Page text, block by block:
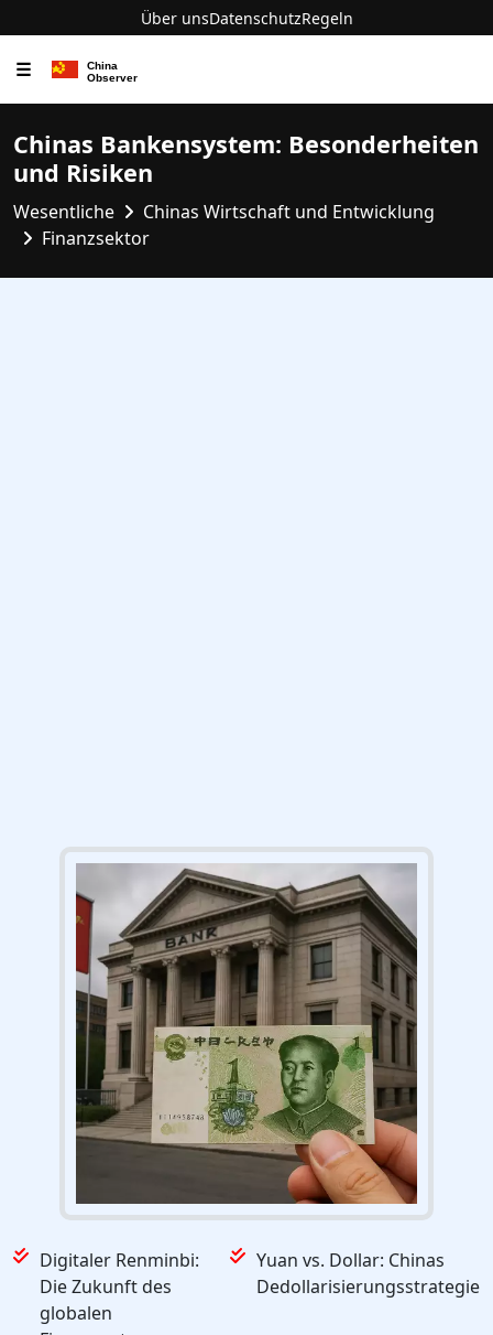
Über unsDatenschutzRegeln
☰
Chinas Bankensystem: Besonderheiten
und Risiken
Wesentliche
Chinas Wirtschaft und Entwicklung
Finanzsektor
Digitaler Renminbi:
Die Zukunft des
globalen
Yuan vs. Dollar: Chinas
Dedollarisierungsstrategie